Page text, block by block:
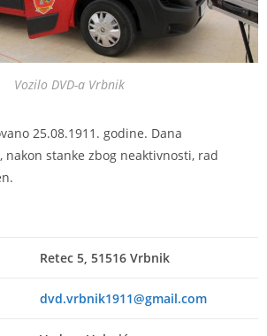
Vozilo DVD-a Vrbnik
25.08.1911. godine. Dana
nakon stanke zbog neaktivnosti, rad
Retec 5, 51516 Vrbnik
dvd.vrbnik1911@gmail.com